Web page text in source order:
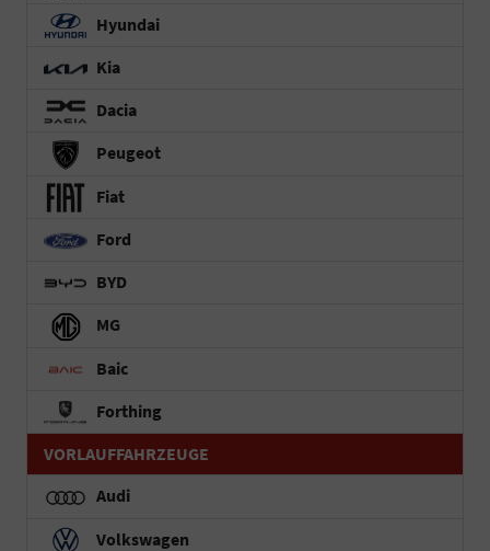
Hyundai
Kia
Dacia
Peugeot
Fiat
Ford
BYD
MG
Baic
Forthing
VORLAUFFAHRZEUGE
Audi
Volkswagen